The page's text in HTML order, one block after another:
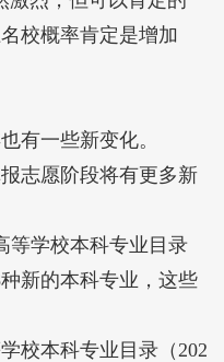
校概率肯定是增加
有一些新变化。
志愿阶段将有更多新
等学校本科专业目录
种新的本科专业，这些
校本科专业目录（202